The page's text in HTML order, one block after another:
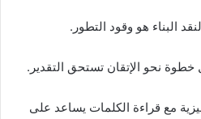
البناء هو وقود التطور.
خطوة نحو الإتقان تستحق التقدير.
مع قراءة الكلمات يساعد على